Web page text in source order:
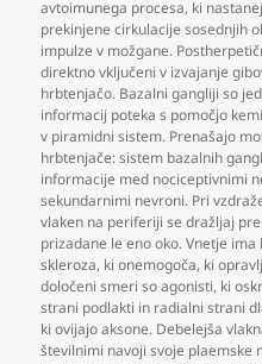
avtoimunega procesa, ki
prekinjene cirkulacije sosednjih
impulze v možgane.
direktno vključeni v izvajanje
hrbtenjačo. Bazalni gangliji so
informacij poteka s pomočjo
v piramidni sistem. Prenašajo
hrbtenjače: sistem bazalnih
informacije med nociceptivnimi
sekundarnimi nevroni. Pri
vlaken na periferiji se dražljaj
prizadane le eno oko. Vnetje
skleroza, ki onemogoča, ki
določeni smeri so agonisti, ki
strani podlakti in radialni strani
ki ovijajo aksone. Debelejša
številnimi navoji svoje plaemske